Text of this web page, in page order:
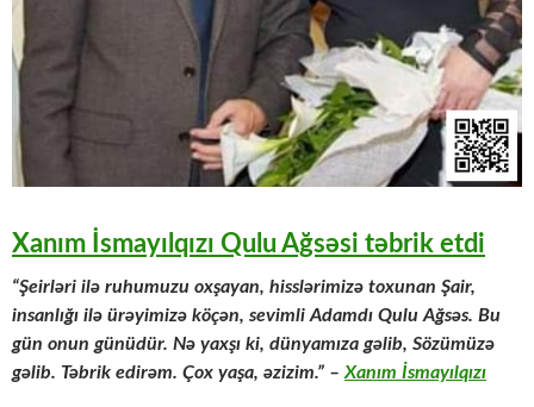
Xanım İsmayılqızı Qulu Ağsəsi təbrik etdi
“Şeirləri ilə ruhumuzu oxşayan, hisslərimizə toxunan Şair,
insanlığı ilə ürəyimizə köçən, sevimli Adamdı Qulu Ağsəs. Bu
gün onun günüdür. Nə yaxşı ki, dünyamıza gəlib, Sözümüzə
gəlib. Təbrik edirəm. Çox yaşa, əzizim.” – Xanım İsmayılqızı